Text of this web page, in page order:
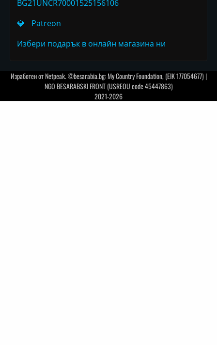
BG21UNCR70001525156106
💎
Patreon
Избери подарък в онлайн магазина ни
Изработен отNetpeak. ©besarabia.bg: My Country Foundation, (EIK 177054677) |
NGO BESARABSKI FRONT (USREOU code 45447863)
2021-2026